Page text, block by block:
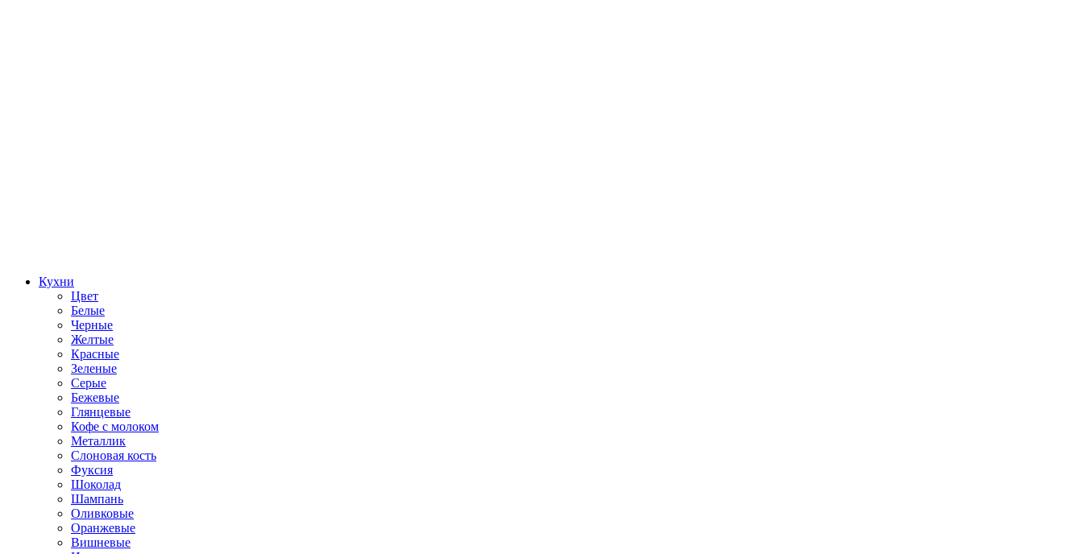
Кухни
Цвет
Белые
Черные
Желтые
Красные
Зеленые
Серые
Бежевые
Глянцевые
Кофе с молоком
Металлик
Слоновая кость
Фуксия
Шоколад
Шампань
Оливковые
Оранжевые
Вишневые